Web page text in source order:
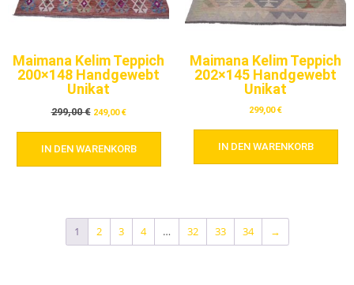
Maimana Kelim Teppich
200×148 Handgewebt
Unikat
299,00€ 249,00€
IN DEN WARENKORB
Maimana Kelim Teppich
202×145 Handgewebt
Unikat
299,00€
IN DEN WARENKORB
1 2 3 4 … 32 33 34 →